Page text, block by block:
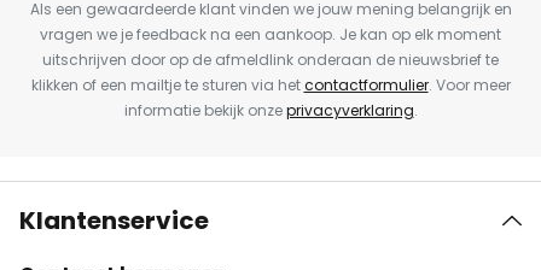
Als een gewaardeerde klant vinden we jouw mening belangrijk en
vragen we je feedback na een aankoop. Je kan op elk moment
uitschrijven door op de afmeldlink onderaan de nieuwsbrief te
klikken of een mailtje te sturen via hetcontactformulier. Voor meer
informatie bekijk onzeprivacyverklaring.
Klantenservice